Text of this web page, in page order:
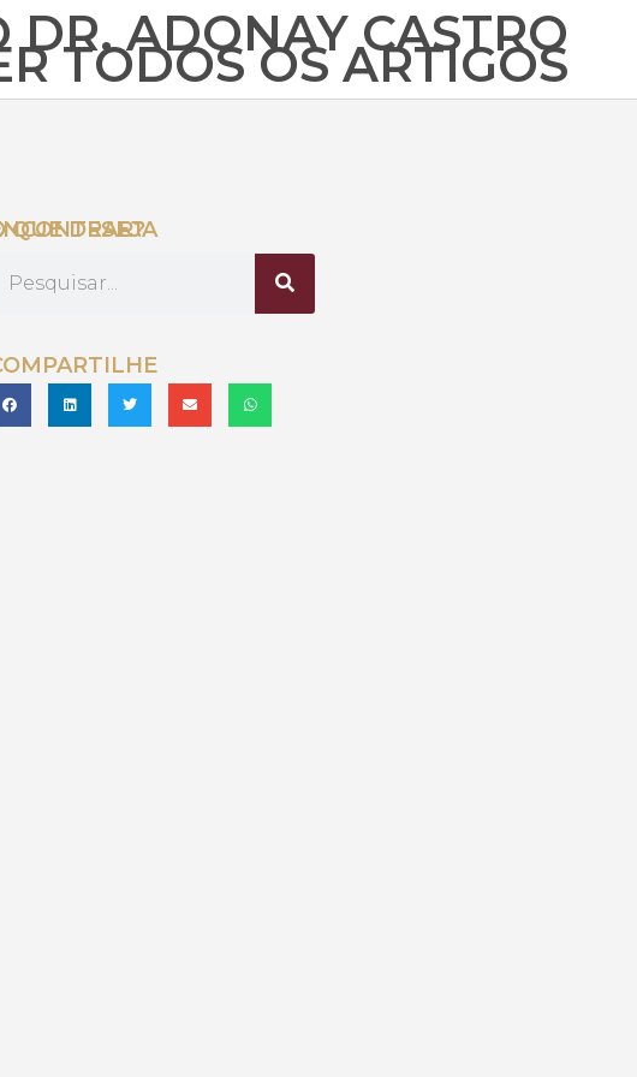
DR. ADONAY CASTRO
TODOS OS ARTIGOS
DESEJA ENCONTRAR?